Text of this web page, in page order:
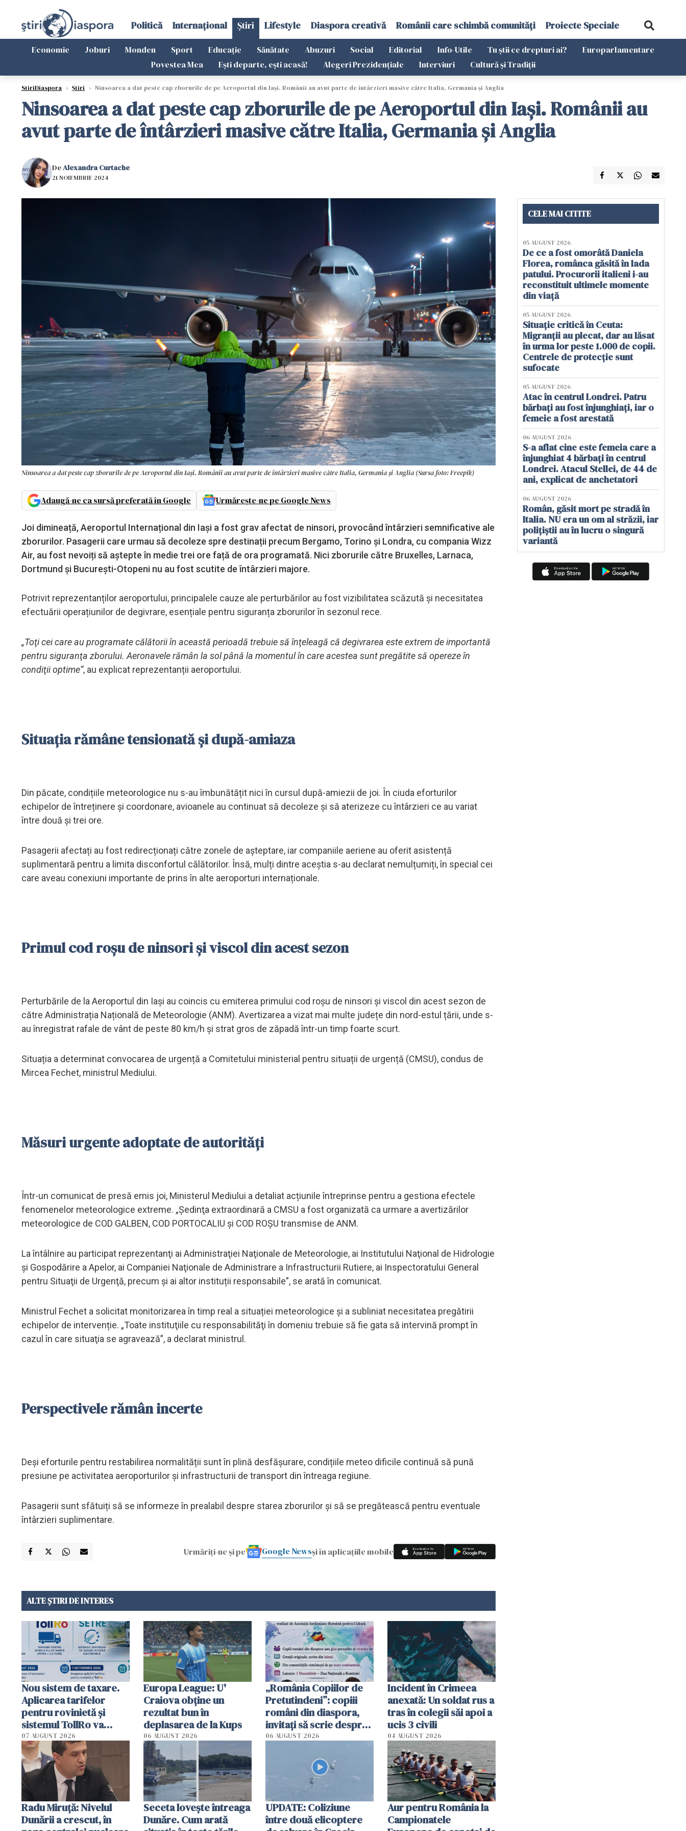
Politică Internațional Știri Lifestyle Diaspora creativă Românii care schimbă comunități Proiecte Speciale
Economie Joburi Monden Sport Educație Sănătate Abuzuri Social Editorial Info-Utile Tu știi ce drepturi ai?
Europarlamentare
Povestea Mea
Ești departe, ești acasă! Alegeri Prezidențiale Interviuri Cultură și Tradiții
StiriDiaspora › Știri › Ninsoarea a dat peste cap zborurile de pe Aeroportul din Iași. Românii au avut parte de întârzieri masive către Italia, Germania și Anglia
Ninsoarea a dat peste cap zborurile de pe Aeroportul din Iași. Românii au
avut parte de întârzieri masive către Italia, Germania și Anglia
DeAlexandra Curtache
21 NOIEMBRIE 2024
Ninsoarea a dat peste cap zborurile de pe Aeroportul din Iași. Românii au avut parte de întârzieri masive către Italia, Germania și Anglia (Sursa foto: Freepik)
Adaugă-ne ca sursă preferată în Google Urmărește-ne pe Google News
Joi dimineață, Aeroportul Internațional din Iași a fost grav afectat de ninsori, provocând întârzieri semnificative ale
zborurilor. Pasagerii care urmau să decoleze spre destinații precum Bergamo, Torino și Londra, cu compania Wizz
Air, au fost nevoiți să aștepte în medie trei ore față de ora programată. Nici zborurile către Bruxelles, Larnaca,
Dortmund și București-Otopeni nu au fost scutite de întârzieri majore.
Potrivit reprezentanților aeroportului, principalele cauze ale perturbărilor au fost vizibilitatea scăzută și necesitatea
efectuării operațiunilor de degivrare, esențiale pentru siguranța zborurilor în sezonul rece.
„Toţi cei care au programate călătorii în această perioadă trebuie să înţeleagă că degivrarea este extrem de importantă
pentru siguranţa zborului. Aeronavele rămân la sol până la momentul în care acestea sunt pregătite să opereze în
condiţii optime”, au explicat reprezentanții aeroportului.
Situația rămâne tensionată și după-amiaza
Din păcate, condițiile meteorologice nu s-au îmbunătățit nici în cursul după-amiezii de joi. În ciuda eforturilor
echipelor de întreținere și coordonare, avioanele au continuat să decoleze și să aterizeze cu întârzieri ce au variat
între două și trei ore.
Pasagerii afectați au fost redirecționați către zonele de așteptare, iar companiile aeriene au oferit asistență
suplimentară pentru a limita disconfortul călătorilor. Însă, mulți dintre aceștia s-au declarat nemulțumiți, în special cei
care aveau conexiuni importante de prins în alte aeroporturi internaționale.
Primul cod roșu de ninsori și viscol din acest sezon
Perturbările de la Aeroportul din Iași au coincis cu emiterea primului cod roșu de ninsori și viscol din acest sezon de
către Administrația Națională de Meteorologie (ANM). Avertizarea a vizat mai multe județe din nord-estul țării, unde s-
au înregistrat rafale de vânt de peste 80 km/h și strat gros de zăpadă într-un timp foarte scurt.
Situația a determinat convocarea de urgență a Comitetului ministerial pentru situații de urgență (CMSU), condus de
Mircea Fechet, ministrul Mediului.
Măsuri urgente adoptate de autorități
Într-un comunicat de presă emis joi, Ministerul Mediului a detaliat acțiunile întreprinse pentru a gestiona efectele
fenomenelor meteorologice extreme. „Şedinţa extraordinară a CMSU a fost organizată ca urmare a avertizărilor
meteorologice de COD GALBEN, COD PORTOCALIU şi COD ROŞU transmise de ANM.
La întâlnire au participat reprezentanţi ai Administraţiei Naţionale de Meteorologie, ai Institutului Naţional de Hidrologie
şi Gospodărire a Apelor, ai Companiei Naţionale de Administrare a Infrastructurii Rutiere, ai Inspectoratului General
pentru Situaţii de Urgenţă, precum şi ai altor instituții responsabile”, se arată în comunicat.
Ministrul Fechet a solicitat monitorizarea în timp real a situației meteorologice și a subliniat necesitatea pregătirii
echipelor de intervenție. „Toate instituţiile cu responsabilităţi în domeniu trebuie să fie gata să intervină prompt în
cazul în care situaţia se agravează”, a declarat ministrul.
Perspectivele rămân incerte
Deși eforturile pentru restabilirea normalității sunt în plină desfășurare, condițiile meteo dificile continuă să pună
presiune pe activitatea aeroporturilor și infrastructurii de transport din întreaga regiune.
Pasagerii sunt sfătuiți să se informeze în prealabil despre starea zborurilor și să se pregătească pentru eventuale
întârzieri suplimentare.
Urmăriți-ne și pe Google Newsși în aplicațiile mobile
ALTE ȘTIRI DE INTERES
Nou sistem de taxare.
Aplicarea tarifelor
pentru rovinietă şi
sistemul TollRo va
începe la 1 octombrie
07 AUGUST 2026
Europa League: U'
Craiova obține un
rezultat bun în
deplasarea de la Kups
06 AUGUST 2026
„România Copiilor de
Pretutindeni”: copiii
români din diaspora,
invitați să scrie despre
România într-un volum
06 AUGUST 2026
Incident în Crimeea
anexată: Un soldat rus a
tras în colegii săi apoi a
ucis 3 civili
04 AUGUST 2026
Radu Miruţă: Nivelul
Dunării a crescut, în
Seceta lovește întreaga
Dunăre. Cum arată
UPDATE: Coliziune
între două elicoptere
Aur pentru România la
Campionatele
CELE MAI CITITE
05 AUGUST 2026
De ce a fost omorâtă Daniela
Florea, românca găsită în lada
patului. Procurorii italieni i-au
reconstituit ultimele momente
din viață
05 AUGUST 2026
Situație critică în Ceuta:
Migranții au plecat, dar au lăsat
în urma lor peste 1.000 de copii.
Centrele de protecție sunt
sufocate
05 AUGUST 2026
Atac în centrul Londrei. Patru
bărbați au fost înjunghiați, iar o
femeie a fost arestată
06 AUGUST 2026
S-a aflat cine este femeia care a
înjunghiat 4 bărbați în centrul
Londrei. Atacul Stellei, de 44 de
ani, explicat de anchetatori
06 AUGUST 2026
Român, găsit mort pe stradă în
Italia. NU era un om al străzii, iar
polițiștii au în lucru o singură
variantă